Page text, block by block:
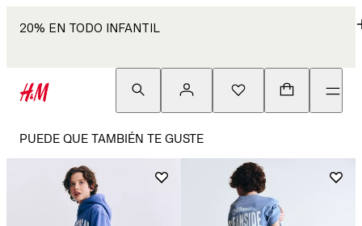
20% EN TODO INFANTIL
PUEDE QUE TAMBIÉN TE GUSTE